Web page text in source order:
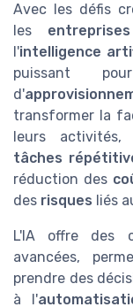
Avec les défis
les entreprises
l'intelligence
puissant
d'
transformer la
leurs
tâches
réduction des
des risques liés
L'IA offre des
avancées,
prendre des
à l'